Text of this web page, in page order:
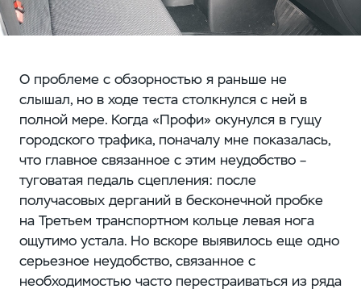
О проблеме с обзорностью я раньше не
слышал, но в ходе теста столкнулся с ней в
полной мере. Когда «Профи» окунулся в гущу
городского трафика, поначалу мне показалась,
что главное связанное с этим неудобство –
туговатая педаль сцепления: после
получасовых дерганий в бесконечной пробке
на Третьем транспортном кольце левая нога
ощутимо устала. Но вскоре выявилось еще одно
серьезное неудобство, связанное с
необходимостью часто перестраиваться из ряда